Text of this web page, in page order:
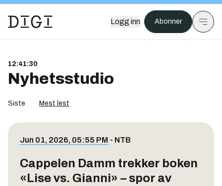
Logg inn Abonner
12:41:30
Nyhetsstudio
Siste Mest lest
Jun 01, 2026, 05:55 PM - NTB
Cappelen Damm trekker boken
«Lise vs. Gianni» – spor av